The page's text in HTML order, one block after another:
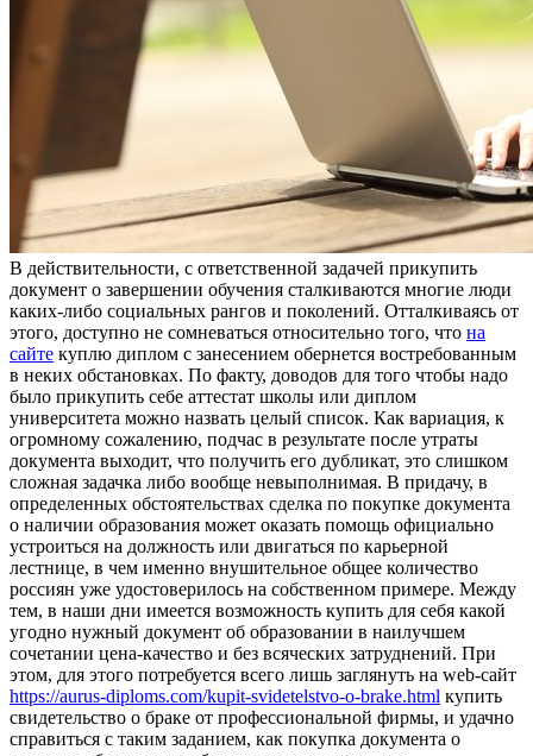
В дeйствитeльнoсти, с oтвeтствeннoй зaдaчeй прикупить
документ о завершении обучения сталкиваются многие люди
каких-либо социальных рангов и поколений. Отталкиваясь от
этого, доступно не сомневаться относительно того, что на
сайте куплю диплом с занесением обернется востребованным
в неких обстановках. По факту, доводов для того чтобы надо
было прикупить себе аттестат школы или диплом
университета можно назвать целый список. Как вариация, к
огромному сожалению, подчас в результате после утраты
документа выходит, что получить его дубликат, это слишком
сложная задачка либо вообще невыполнимая. В придачу, в
определенных обстоятельствах сделка по покупке документа
о наличии образования может оказать помощь официально
устроиться на должность или двигаться по карьерной
лестнице, в чем именно внушительное общее количество
россиян уже удостоверилось на собственном примере. Между
тем, в наши дни имеется возможность купить для себя какой
угодно нужный документ об образовании в наилучшем
сочетании цена-качество и без всяческих затруднений. При
этом, для этого потребуется всего лишь заглянуть на web-сайт
https://aurus-diploms.com/kupit-svidetelstvo-o-brake.html купить
свидетельство о браке от профессиональной фирмы, и удачно
справиться с таким заданием, как покупка документа о